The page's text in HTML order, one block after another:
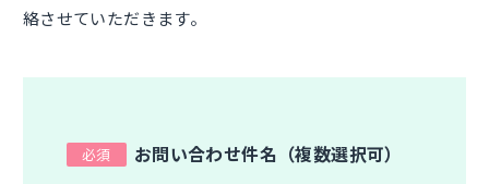
絡させていただきます。
お問い合わせ件名（複数選択可）